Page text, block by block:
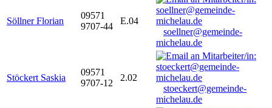
Söllner Florian
09571
9707-44
E.04
soellner@gemeinde-
michelau.de
Stöckert Saskia
09571
9707-12
2.02
stoeckert@gemeinde-
michelau.de